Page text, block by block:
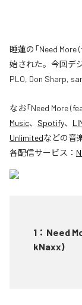
睡蓮の「Need More
始された。今回デ
PLO, Don Sharp,
なお「Need More
Music、 Spotify、
Unlimitedなどの音
各配信サービス：
1 ： Need
kNaxx)